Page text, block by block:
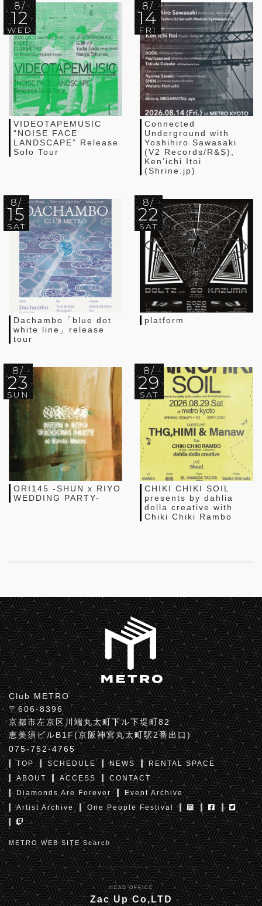
8/
12
WED
VIDEOTAPEMUSIC
“NOISE FACE
LANDSCAPE” Release
Solo Tour
8/
14
FRI
Connected
Underground with
Yoshihiro Sawasaki
(V2 Records/R&S),
Ken’ichi Itoi
(Shrine.jp)
8/
15
SAT
Dachambo「blue dot
white line」release
tour
8/
22
SAT
platform
8/
23
SUN
ORI145 -SHUN x RIYO
WEDDING PARTY-
8/
29
SAT
CHIKI CHIKI SOIL
presents by dahlia
dolla creative with
Chiki Chiki Rambo
Club METRO
〒606-8396
京都市左京区川端丸太町下ル下堤町82
恵美須ビルB1F(京阪神宮丸太町駅2番出口)
075-752-4765
TOP SCHEDULE NEWS
RENTAL SPACE
ABOUT
ACCESS
CONTACT
Diamonds Are Forever
Event Archive
Artist Archive
One People Festival
METRO WEB SITE Search
HEAD OFFICE
Zac Up Co,LTD